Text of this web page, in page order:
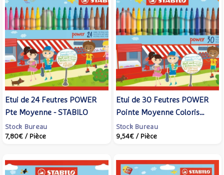
Etui de 24 Feutres POWER
Pte Moyenne - STABILO
Stock Bureau
7,80€ / Pièce
Etui de 30 Feutres POWER
Pointe Moyenne Coloris
Assortis - STABILO
Stock Bureau
9,54€ / Pièce